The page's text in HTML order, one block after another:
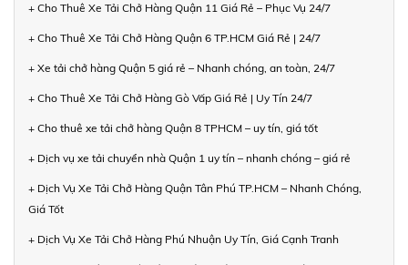
+ Cho Thuê Xe Tải Chở Hàng Quận 11 Giá Rẻ – Phục Vụ 24/7
+ Cho Thuê Xe Tải Chở Hàng Quận 6 TP.HCM Giá Rẻ | 24/7
+ Xe tải chở hàng Quận 5 giá rẻ – Nhanh chóng, an toàn, 24/7
+ Cho Thuê Xe Tải Chở Hàng Gò Vấp Giá Rẻ | Uy Tín 24/7
+ Cho thuê xe tải chở hàng Quận 8 TPHCM – uy tín, giá tốt
+ Dịch vụ xe tải chuyển nhà Quận 1 uy tín – nhanh chóng – giá rẻ
+ Dịch Vụ Xe Tải Chở Hàng Quận Tân Phú TP.HCM – Nhanh Chóng,
Giá Tốt
+ Dịch Vụ Xe Tải Chở Hàng Phú Nhuận Uy Tín, Giá Cạnh Tranh